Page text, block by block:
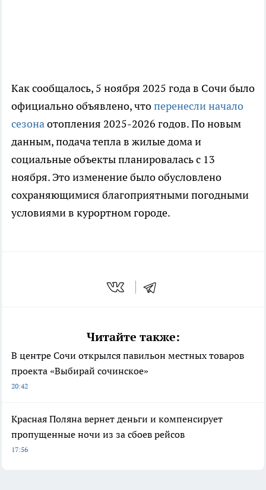
Как сообщалось, 5 ноября 2025 года в Сочи было
официально объявлено, чтоперенесли начало
сезонаотопления 2025-2026 годов. По новым
данным, подача тепла в жилые дома и
социальные объекты планировалась с 13
ноября. Это изменение было обусловлено
сохраняющимися благоприятными погодными
условиями в курортном городе.
Читайте также:
В центре Сочи открылся павильон местных товаров
проекта «Выбирай сочинское»
20:42
Красная Поляна вернет деньги и компенсирует
пропущенные ночи из за сбоев рейсов
17:56